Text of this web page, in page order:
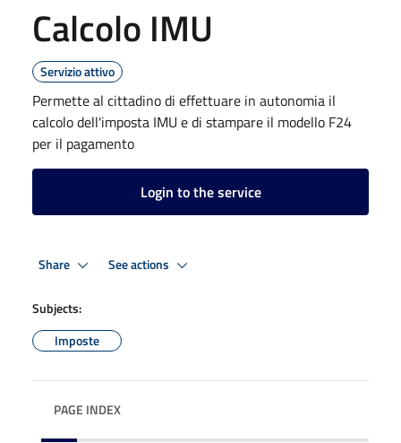
Calcolo IMU
Servizio attivo
Permette al cittadino di effettuare in autonomia il
calcolo dell'imposta IMU e di stampare il modello F24
per il pagamento
Login to the service
Share See actions
Subjects:
Imposte
PAGE INDEX